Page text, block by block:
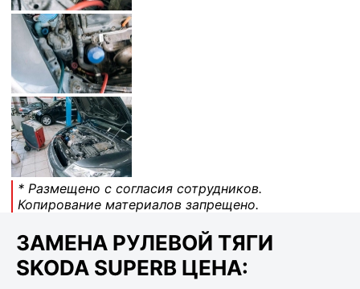
* Размещено с согласия сотрудников.
Копирование материалов запрещено.
ЗАМЕНА РУЛЕВОЙ ТЯГИ
SKODA SUPERB ЦЕНА: